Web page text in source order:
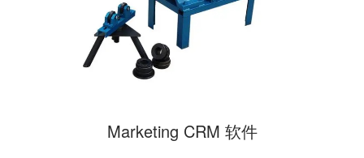
Marketing CRM 软件